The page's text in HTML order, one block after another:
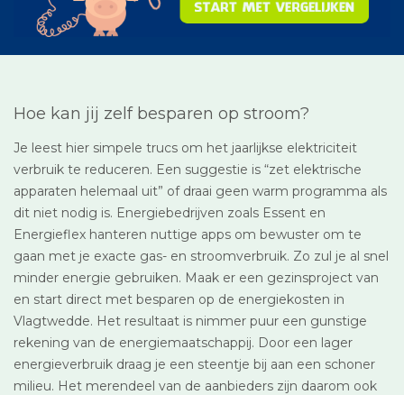
Hoe kan jij zelf besparen op stroom?
Je leest hier simpele trucs om het jaarlijkse elektriciteit
verbruik te reduceren. Een suggestie is “zet elektrische
apparaten helemaal uit” of draai geen warm programma als
dit niet nodig is. Energiebedrijven zoals Essent en
Energieflex hanteren nuttige apps om bewuster om te
gaan met je exacte gas- en stroomverbruik. Zo zul je al snel
minder energie gebruiken. Maak er een gezinsproject van
en start direct met besparen op de energiekosten in
Vlagtwedde. Het resultaat is nimmer puur een gunstige
rekening van de energiemaatschappij. Door een lager
energieverbruik draag je een steentje bij aan een schoner
milieu. Het merendeel van de aanbieders zijn daarom ook